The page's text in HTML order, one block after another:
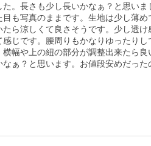
。長さも少し長いかなぁ？と思いま
も写真のままです。生地は少し薄
ら涼しくて良さそうです。少し透
じです。腰周りもかなりゆったり
幅や上の紐の部分が調整出来たら
ぁ？と思います。お値段安めだった